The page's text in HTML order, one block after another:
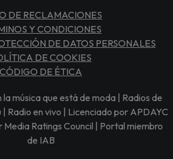
DE RECLAMACIONES
Y CONDICIONES
DE DATOS PERSONALES
DE COOKIES
CÓDIGO DE ÉTICA
música que está de moda | Radios de
| Radio en vivo | Licenciado por APDAYC
Ratings Council | Portal miembro
de IAB